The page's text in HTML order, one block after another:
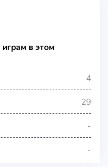
в этом
4
29
-
-